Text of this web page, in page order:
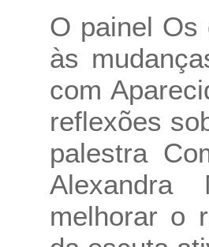
O painel Os
às
com
reflexões
palestra
Alexandra
melhorar o